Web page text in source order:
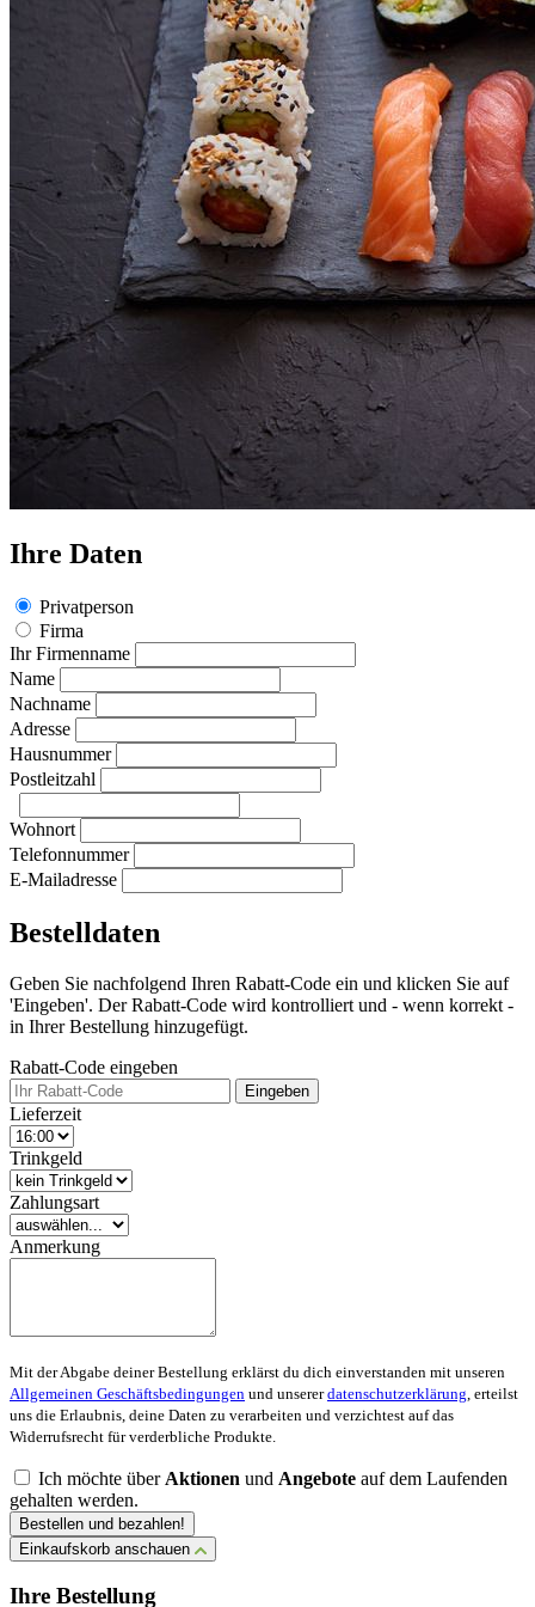
Ihre Daten
Privatperson
Firma
Ihr Firmenname
Name
Nachname
Adresse
Hausnummer
Postleitzahl
Wohnort
Telefonnummer
E-Mailadresse
Bestelldaten
Geben Sie nachfolgend Ihren Rabatt-Code ein und klicken Sie auf
'Eingeben'. Der Rabatt-Code wird kontrolliert und - wenn korrekt -
in Ihrer Bestellung hinzugefügt.
Rabatt-Code eingeben
Eingeben
Lieferzeit
Trinkgeld
Zahlungsart
Anmerkung
Mit der Abgabe deiner Bestellung erklärst du dich einverstanden mit unseren
Allgemeinen Geschäftsbedingungen und unsererdatenschutzerklärung , erteilst
uns die Erlaubnis, deine Daten zu verarbeiten und verzichtest auf das
Widerrufsrecht für verderbliche Produkte.
Ich möchte über Aktionen und Angebote auf dem Laufenden
gehalten werden.
Bestellen und bezahlen!
Einkaufskorb anschauen
Ihre Bestellung